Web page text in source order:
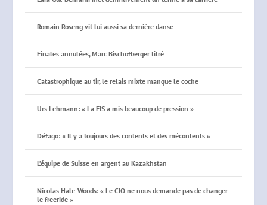
Romain Roseng vit lui aussi sa dernière danse
Finales annulées, Marc Bischofberger titré
Catastrophique au tir, le relais mixte manque le coche
Urs Lehmann: « La FIS a mis beaucoup de pression »
Défago: « Il y a toujours des contents et des mécontents »
L’équipe de Suisse en argent au Kazakhstan
Nicolas Hale-Woods: « Le CIO ne nous demande pas de changer
le freeride »